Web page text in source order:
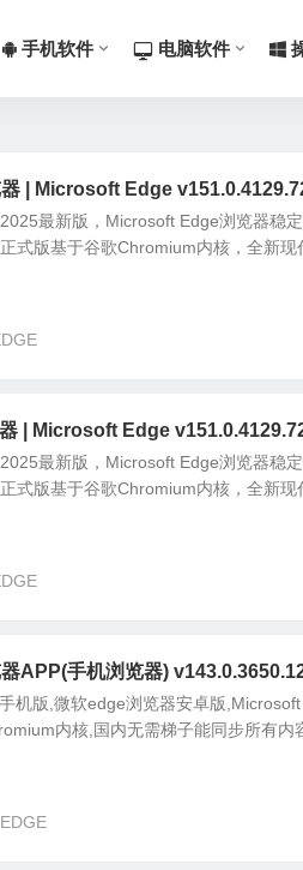
手机软件 电脑软件
| Microsoft Edge
最新版，Microsoft Edge浏览器稳
式版基于谷歌Chromium内核，全新现
| Microsoft Edge
最新版，Microsoft Edge浏览器稳
式版基于谷歌Chromium内核，全新现
APP(手机浏览器)
机版,微软edge浏览器安卓版
内核,国内无需梯子能同步所有内
EDGE